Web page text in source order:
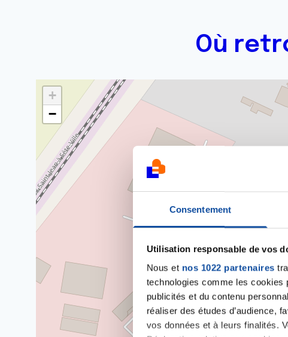
Consentement
Utilisation responsable de vos
Nous et nos 1022 partenaires
technologies comme les cookies
publicités et du contenu
réaliser des études d’audience,
vos données et à leurs finalités.
Où
+
−